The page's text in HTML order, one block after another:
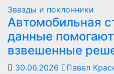
Звезды и поклонники
Автомобильная
данные
взвешенные
30.06.2026
Павел